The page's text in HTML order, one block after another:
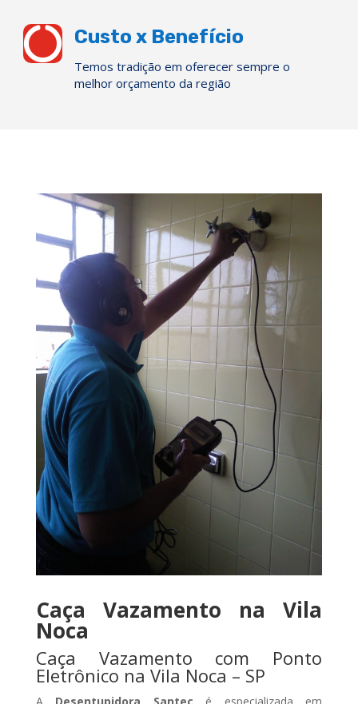
 Custo x Benefício
Temos tradição em oferecer sempre o
melhor orçamento da região
Caça Vazamento na Vila
Noca
Caça Vazamento com Ponto
Eletrônico na Vila Noca – SP